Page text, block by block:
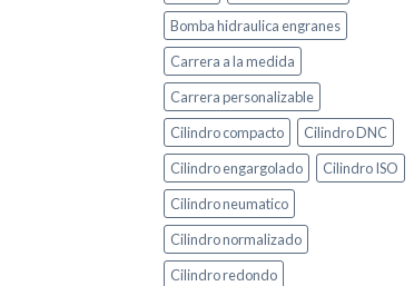
Bomba hidraulica engranes
Carrera a la medida
Carrera personalizable
Cilindro compacto
Cilindro DNC
Cilindro engargolado
Cilindro ISO
Cilindro neumatico
Cilindro normalizado
Cilindro redondo